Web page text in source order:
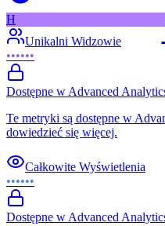
H
Unikalni Widzowie
••••••
Dostępne w Advanced
Te metryki są dostępne w
dowiedzieć się więcej.
Całkowite Wyświetlenia
••••••
Dostępne w Advanced